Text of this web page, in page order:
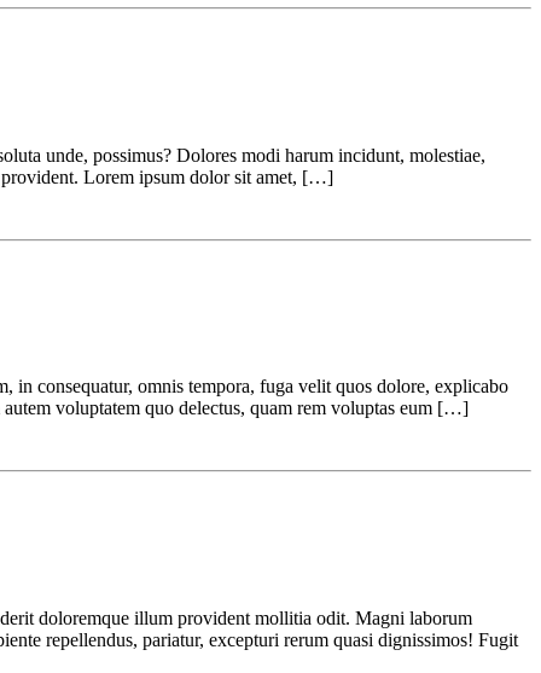
unde, possimus? Dolores modi harum incidunt, molestiae,
provident. Lorem ipsum dolor sit amet, […]
in consequatur, omnis tempora, fuga velit quos dolore, explicabo
voluptatem quo delectus, quam rem voluptas eum […]
doloremque illum provident mollitia odit. Magni laborum
repellendus, pariatur, excepturi rerum quasi dignissimos! Fugit